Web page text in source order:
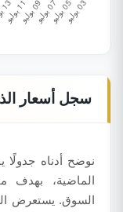
سجل أسعار
نوضح أدناه جدولًا
الماضية، بهدف
السوق. يستعرض